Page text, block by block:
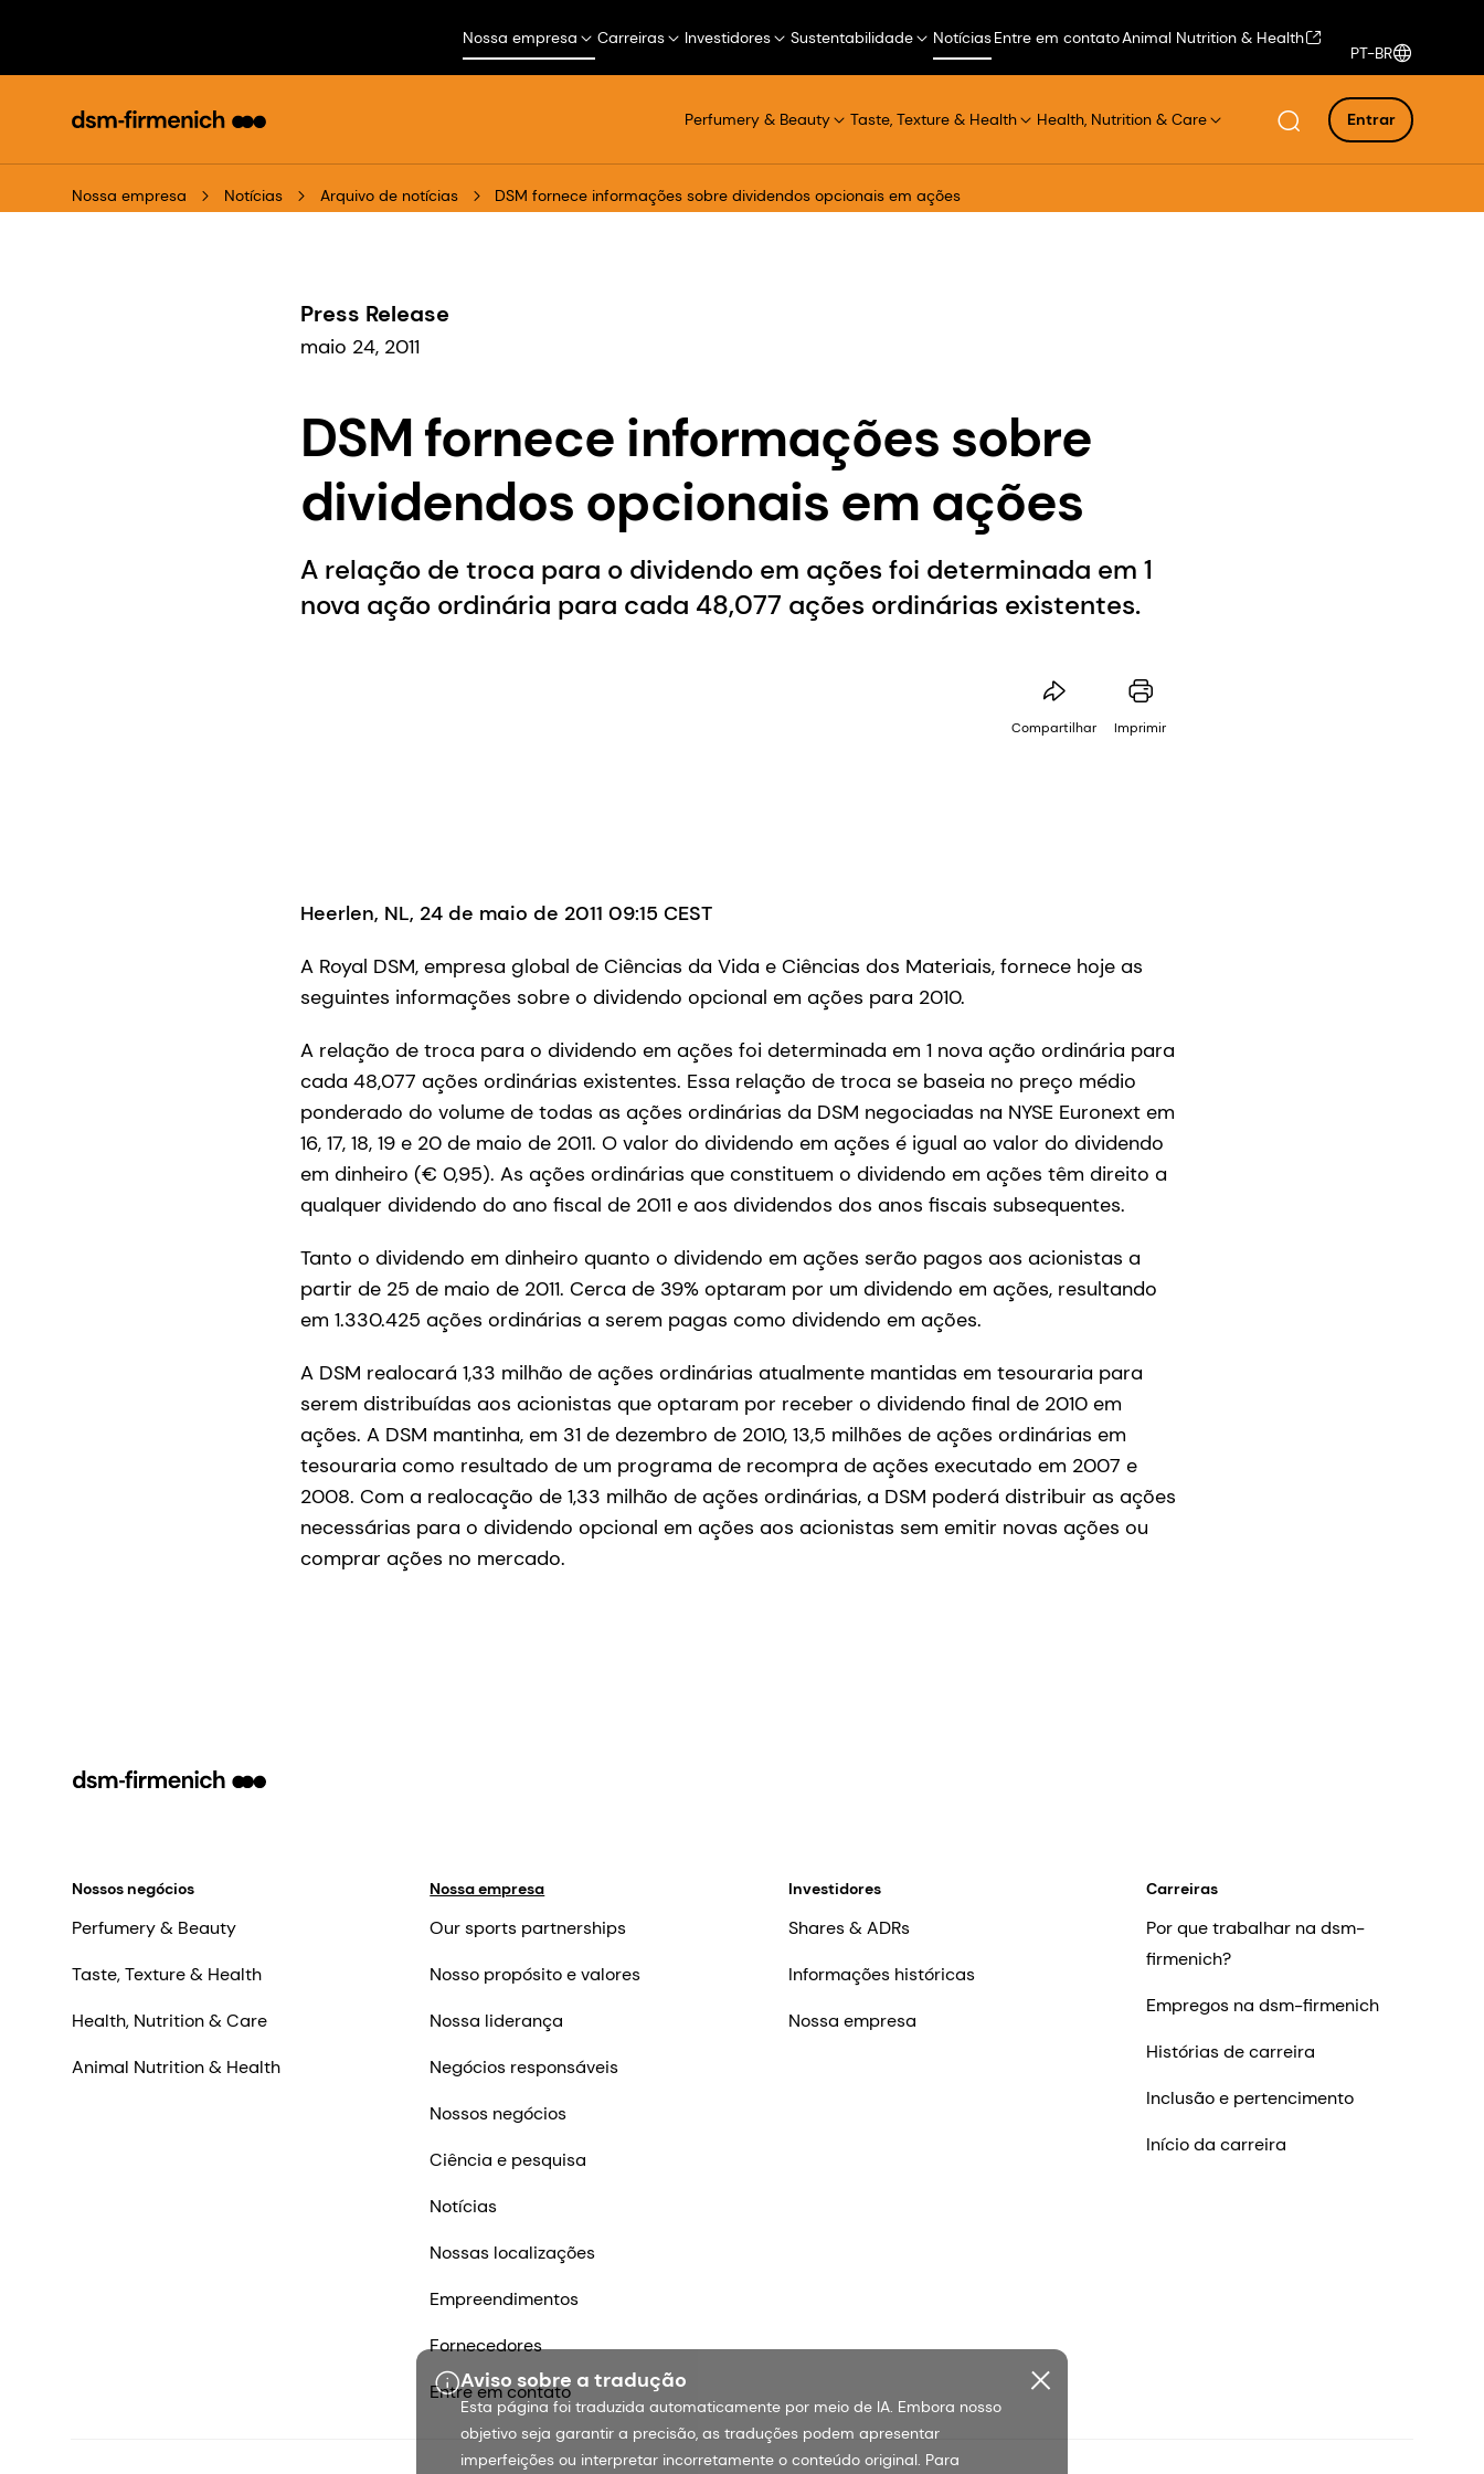
Nossa empresa Carreiras Investidores Sustentabilidade NotíciasEntre em contatoAnimal Nutrition & Health
PT-BR
Perfumery & Beauty Taste, Texture & Health Health, Nutrition & Care Entrar
Nossa empresa Notícias Arquivo de notícias DSM fornece informações sobre dividendos opcionais em ações
Press Release
maio 24, 2011
DSM fornece informações sobre
dividendos opcionais em ações
A relação de troca para o dividendo em ações foi determinada em 1
nova ação ordinária para cada 48,077 ações ordinárias existentes.
Compartilhar Imprimir
Heerlen, NL, 24 de maio de 2011 09:15 CEST
A Royal DSM, empresa global de Ciências da Vida e Ciências dos Materiais, fornece hoje as
seguintes informações sobre o dividendo opcional em ações para 2010.
A relação de troca para o dividendo em ações foi determinada em 1 nova ação ordinária para
cada 48,077 ações ordinárias existentes. Essa relação de troca se baseia no preço médio
ponderado do volume de todas as ações ordinárias da DSM negociadas na NYSE Euronext em
16, 17, 18, 19 e 20 de maio de 2011. O valor do dividendo em ações é igual ao valor do dividendo
em dinheiro (€ 0,95). As ações ordinárias que constituem o dividendo em ações têm direito a
qualquer dividendo do ano fiscal de 2011 e aos dividendos dos anos fiscais subsequentes.
Tanto o dividendo em dinheiro quanto o dividendo em ações serão pagos aos acionistas a
partir de 25 de maio de 2011. Cerca de 39% optaram por um dividendo em ações, resultando
em 1.330.425 ações ordinárias a serem pagas como dividendo em ações.
A DSM realocará 1,33 milhão de ações ordinárias atualmente mantidas em tesouraria para
serem distribuídas aos acionistas que optaram por receber o dividendo final de 2010 em
ações. A DSM mantinha, em 31 de dezembro de 2010, 13,5 milhões de ações ordinárias em
tesouraria como resultado de um programa de recompra de ações executado em 2007 e
2008. Com a realocação de 1,33 milhão de ações ordinárias, a DSM poderá distribuir as ações
necessárias para o dividendo opcional em ações aos acionistas sem emitir novas ações ou
comprar ações no mercado.
Aviso sobre a tradução
Esta página foi traduzida automaticamente por meio de IA. Embora nosso
objetivo seja garantir a precisão, as traduções podem apresentar
imperfeições ou interpretar incorretamente o conteúdo original. Para
Nossos negócios
Perfumery & Beauty
Taste, Texture & Health
Health, Nutrition & Care
Animal Nutrition & Health
Nossa empresa
Our sports partnerships
Nosso propósito e valores
Nossa liderança
Negócios responsáveis
Nossos negócios
Ciência e pesquisa
Notícias
Nossas localizações
Empreendimentos
Fornecedores
Entre em contato
Investidores
Shares & ADRs
Informações históricas
Nossa empresa
Carreiras
Por que trabalhar na dsm-
firmenich?
Empregos na dsm-firmenich
Histórias de carreira
Inclusão e pertencimento
Início da carreira